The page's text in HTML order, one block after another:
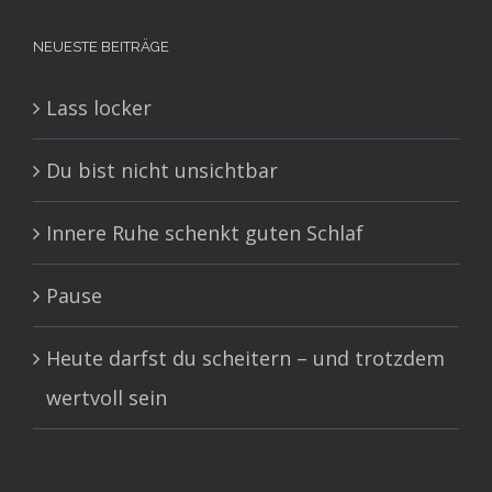
NEUESTE BEITRÄGE
Lass locker
Du bist nicht unsichtbar
Innere Ruhe schenkt guten Schlaf
Pause
Heute darfst du scheitern – und trotzdem
wertvoll sein